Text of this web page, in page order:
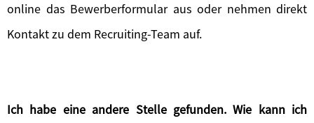
online das Bewerberformular aus oder nehmen direkt
Kontakt zu dem Recruiting-Team auf.
Ich habe eine andere Stelle gefunden. Wie kann ich